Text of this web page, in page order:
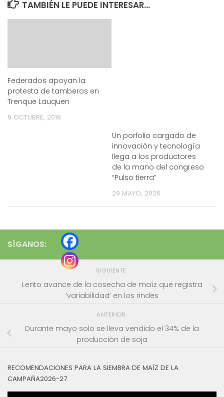
TAMBIÉN LE PUEDE INTERESAR...
Federados apoyan la
protesta de tamberos en
Trenque Lauquen
9 OCTUBRE, 2018
Un porfolio cargado de
innovación y tecnología
llega a los productores
de la mano del congreso
“Pulso tierra”
29 MAYO, 2026
SÍGANOS:
SIGUIENTE
Lento avance de la cosecha de maíz que registra
‘variabilidad’ en los rindes
ANTERIOR
Durante mayo solo se lleva vendido el 34% de la
producción de soja
RECOMENDACIONES PARA LA SIEMBRA DE MAÍZ DE LA
CAMPAÑA2026-27